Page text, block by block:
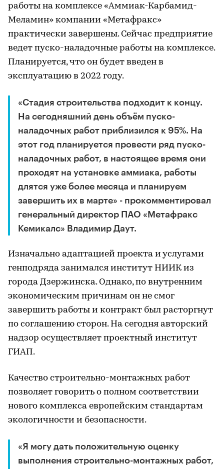
работы на комплексе «Аммиак-Карбамид-
Меламин» компании «Метафракс»
практически завершены. Сейчас предприятие
ведет пуско-наладочные работы на комплексе.
Планируется, что он будет введен в
эксплуатацию в 2022 году.
«Стадия строительства подходит к концу.
На сегодняшний день объём пуско-
наладочных работ приблизился к 95%. На
этот год планируется провести ряд пуско-
наладочных работ, в настоящее время они
проходят на установке аммиака, работы
длятся уже более месяца и планируем
завершить их в марте» - прокомментировал
генеральный директор ПАО «Метафракс
Кемикалс» Владимир Даут.
Изначально адаптацией проекта и услугами
генподряда занимался институт НИИК из
города Дзержинска. Однако, по внутренним
экономическим причинам он не смог
завершить работы и контракт был расторгнут
по соглашению сторон. На сегодня авторский
надзор осуществляет проектный институт
ГИАП.
Качество строительно-монтажных работ
позволяет говорить о полном соответствии
нового комплекса европейским стандартам
экологичности и безопасности.
«Я могу дать положительную оценку
выполнения строительно-монтажных работ,